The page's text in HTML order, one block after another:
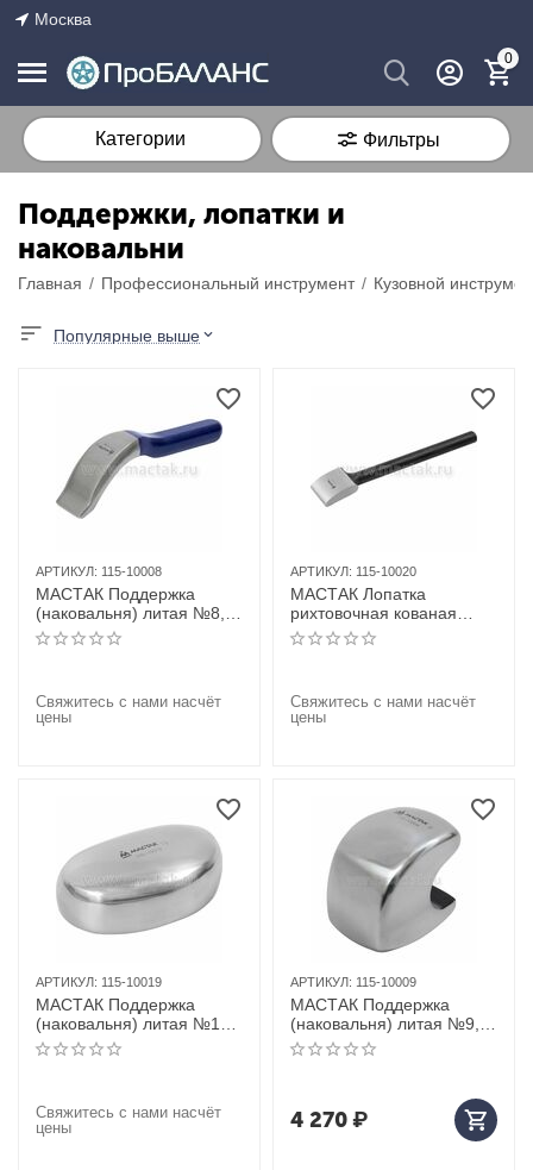
Москва
0
Категории Фильтры
Поддержки, лопатки и
наковальни
Главная / Профессиональный инструмент / Кузовной
Популярные выше
АРТИКУЛ: 115-10008
МАСТАК Поддержка
(наковальня) литая №8,
"лопатка"
Свяжитесь с нами насчёт
цены
АРТИКУЛ: 115-10020
МАСТАК Лопатка
рихтовочная кованая
№20
Свяжитесь с нами насчёт
цены
АРТИКУЛ: 115-10019
МАСТАК Поддержка
(наковальня) литая №19,
"шайба"
Свяжитесь с нами насчёт
цены
АРТИКУЛ: 115-10009
МАСТАК Поддержка
(наковальня) литая №9,
"рельс"
4 270₽